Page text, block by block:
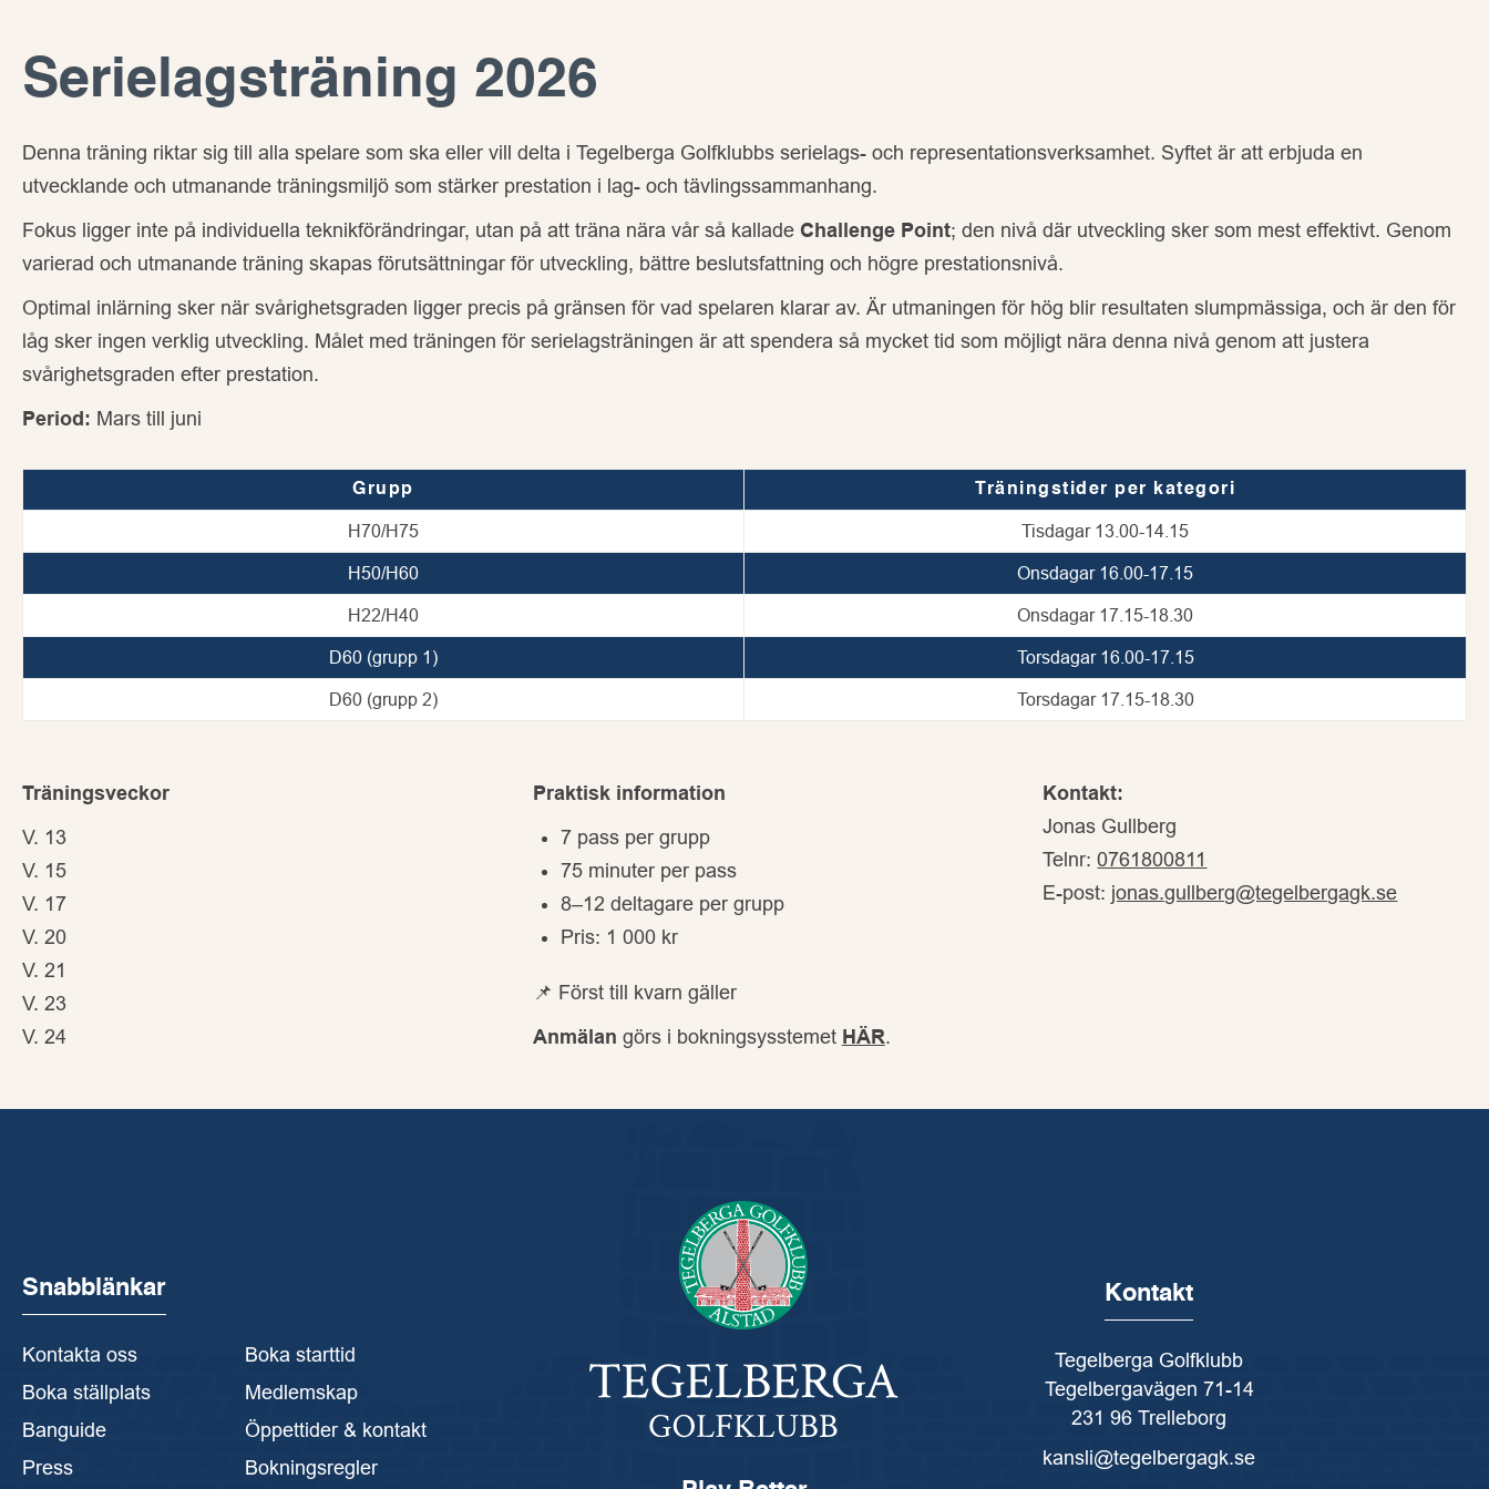
Serielagsträning 2026
Denna träning riktar sig till alla spelare som ska eller vill delta i Tegelberga Golfklubbs serielags- och representationsverksamhet. Syftet är att erbjuda en
utvecklande och utmanande träningsmiljö som stärker prestation i lag- och tävlingssammanhang.
Fokus ligger inte på individuella teknikförändringar, utan på att träna nära vår så kallade Challenge Point; den nivå där utveckling sker som mest effektivt. Genom
varierad och utmanande träning skapas förutsättningar för utveckling, bättre beslutsfattning och högre prestationsnivå.
Optimal inlärning sker när svårighetsgraden ligger precis på gränsen för vad spelaren klarar av. Är utmaningen för hög blir resultaten slumpmässiga, och är den för
låg sker ingen verklig utveckling. Målet med träningen för serielagsträningen är att spendera så mycket tid som möjligt nära denna nivå genom att justera
svårighetsgraden efter prestation.
Period: Mars till juni
Grupp Träningstider per kategori
H70/H75 Tisdagar 13.00-14.15
H50/H60 Onsdagar 16.00-17.15
H22/H40 Onsdagar 17.15-18.30
D60 (grupp 1) Torsdagar 16.00-17.15
D60 (grupp 2) Torsdagar 17.15-18.30
Träningsveckor
V. 13
V. 15
V. 17
V. 20
V. 21
V. 23
V. 24
Praktisk information
7 pass per grupp
75 minuter per pass
8–12 deltagare per grupp
Pris: 1 000 kr
📌 Först till kvarn gäller
Anmälan görs i bokningsysstemet HÄR.
Kontakt:
Jonas Gullberg
Telnr:0761800811
E-post: jonas.gullberg@tegelbergagk.se
Snabblänkar
Kontakta oss
Boka starttid
Boka ställplats
Medlemskap
Banguide
Öppettider & kontakt
Press
Bokningsregler
Kontakt
Tegelberga Golfklubb
Tegelbergavägen 71-14
231 96 Trelleborg
kansli@tegelbergagk.se